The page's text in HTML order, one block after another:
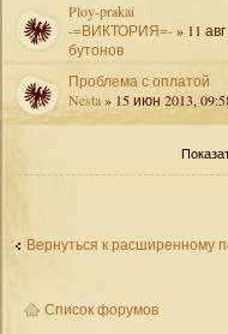
Ploy-prakai
-=ВИКТОРИЯ=-» 11
бутонов
Проблема с оплатой
Nesta» 15 июн 2013,
Вернуться к расширенному
Список форумов